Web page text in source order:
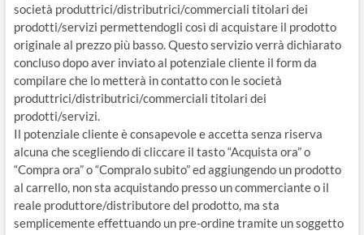
società produttrici/distributrici/commerciali titolari dei
prodotti/servizi permettendogli così di acquistare il prodotto
originale al prezzo più basso. Questo servizio verrà dichiarato
concluso dopo aver inviato al potenziale cliente il form da
compilare che lo metterà in contatto con le società
produttrici/distributrici/commerciali titolari dei
prodotti/servizi.
Il potenziale cliente è consapevole e accetta senza riserva
alcuna che scegliendo di cliccare il tasto “Acquista ora” o
“Compra ora” o “Compralo subito” ed aggiungendo un prodotto
al carrello, non sta acquistando presso un commerciante o il
reale produttore/distributore del prodotto, ma sta
semplicemente effettuando un pre-ordine tramite un soggetto